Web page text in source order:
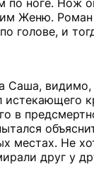
по ноге. Нож
Женю. Роман
голове, и
Саша, видимо,
истекающего
в
местах. Не
друг у